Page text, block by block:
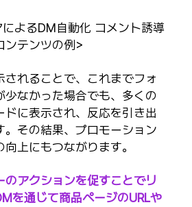
よるDM自動化 コメント誘導
ンテンツの例>
されることで、これまでフォ
少なかった場合でも、多くの
ドに表示され、反応を引き出
。その結果、プロモーション
上にもつながります。
のアクションを促すことでリ
を通じて商品ページのURLや